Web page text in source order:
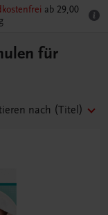
ab 29,00
für
nach (Titel)